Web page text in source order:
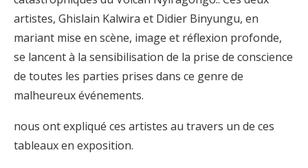
artistes, Ghislain Kalwira et Didier Binyungu, en
mariant mise en scène, image et réflexion profonde,
se lancent à la sensibilisation de la prise de conscience
de toutes les parties prises dans ce genre de
malheureux événements.
nous ont expliqué ces artistes au travers un de ces
tableaux en exposition.